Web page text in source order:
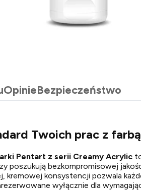
OpinieBezpieczeństwo
Twoich prac z
Pentart z serii Creamy Acrylic
poszukują bezkompromisowej
kremowej konsystencji pozwala
wyłącznie dla